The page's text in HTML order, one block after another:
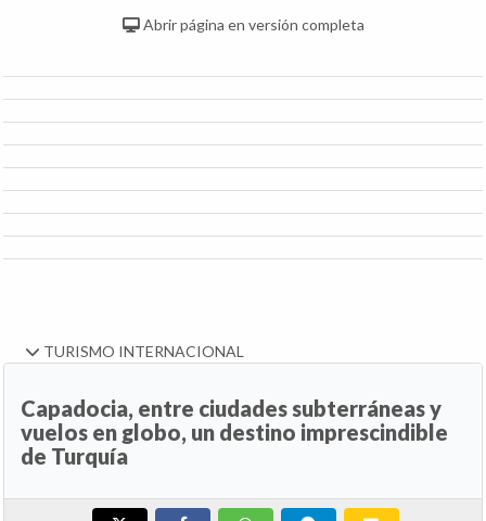
Abrir página en versión completa
TURISMO INTERNACIONAL
Capadocia, entre ciudades subterráneas y
vuelos en globo, un destino imprescindible
de Turquía